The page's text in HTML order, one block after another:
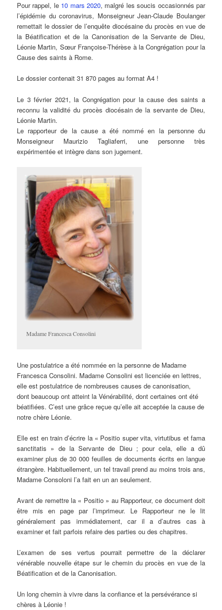
Pour rappel, le 10 mars 2020, malgré les soucis occasionnés par
l’épidémie du coronavirus, Monseigneur Jean-Claude Boulanger
remettait le dossier de l’enquête diocésaine du procès en vue de
la Béatification et de la Canonisation de la Servante de Dieu,
Léonie Martin, Sœur Françoise-Thérèse à la Congrégation pour la
Cause des saints à Rome.
Le dossier contenait 31 870 pages au format A4 !
Le 3 février 2021, la Congrégation pour la cause des saints a
reconnu la validité du procès diocésain de la servante de Dieu,
Léonie Martin.
Le rapporteur de la cause a été nommé en la personne du
Monseigneur Maurizio Tagliaferri, une personne très
expérimentée et intègre dans son jugement.
Madame Francesca Consolini
Une postulatrice a été nommée en la personne de Madame
Francesca Consolini. Madame Consolini est licenciée en lettres,
elle est postulatrice de nombreuses causes de canonisation,
dont beaucoup ont atteint la Vénérabilité, dont certaines ont été
béatifiées. C’est une grâce reçue qu’elle ait acceptée la cause de
notre chère Léonie.
Elle est en train d’écrire la « Positio super vita, virtutibus et fama
sanctitatis » de la Servante de Dieu ; pour cela, elle a dû
examiner plus de 30 000 feuilles de documents écrits en langue
étrangère. Habituellement, un tel travail prend au moins trois ans,
Madame Consoloni l’a fait en un an seulement.
Avant de remettre la « Positio » au Rapporteur, ce document doit
être mis en page par l’imprimeur. Le Rapporteur ne le lit
généralement pas immédiatement, car il a d’autres cas à
examiner et fait parfois refaire des parties ou des chapitres.
L’examen de ses vertus pourrait permettre de la déclarer
vénérable nouvelle étape sur le chemin du procès en vue de la
Béatification et de la Canonisation.
Un long chemin à vivre dans la confiance et la persévérance si
chères à Léonie !